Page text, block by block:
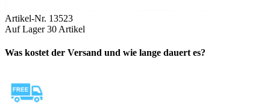
Artikel-Nr. 13523
Auf Lager 30 Artikel
Was kostet der Versand und wie lange dauert es?